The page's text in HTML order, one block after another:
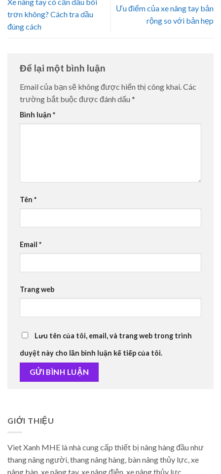
trơn không? Cách tra dầu
đúng cách
Ưu điểm của xe nâng tay bản
rộng so với bản hẹp
Để lại một bình luận
Email của bạn sẽ không được hiển thị công khai.Các
trường bắt buộc được đánh dấu *
Bình luận *
Tên *
Email *
Trang web
Lưu tên của tôi, email, và trang web trong trình
duyệt này cho lần bình luận kế tiếp của tôi.
GIỚI THIỆU
Viet Xanh MHE là nhà cung cấp thiết bị nâng hàng đầu như
thang nâng người, thang nâng hàng, bàn nâng thủy lực, xe
nâng bàn, xe nâng tay, xe nâng điện, xe nâng thủy lực.